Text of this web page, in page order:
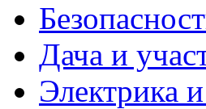
Дача и
Электрика